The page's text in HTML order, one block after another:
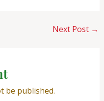
Next Post →
be published.